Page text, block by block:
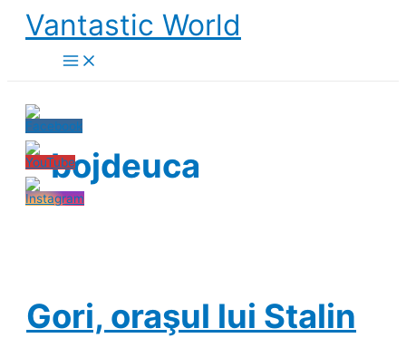
Skip
content
Vantastic World
bojdeuca
Gori, oraşul lui Stalin